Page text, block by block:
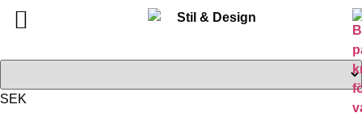
SEK
Alla produkter
Om oss